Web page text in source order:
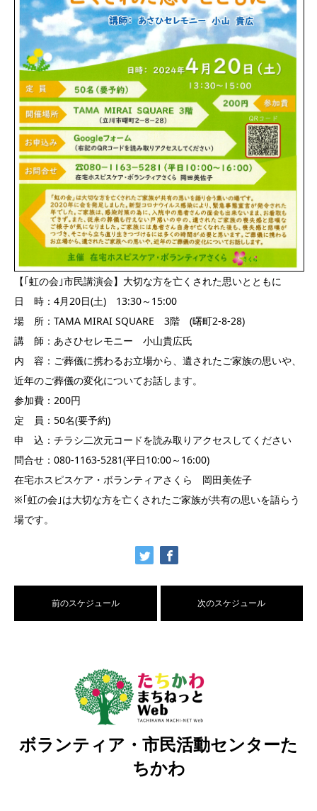
【｢虹の会｣市民講演会】大切な方を亡くされた思いとともに
日 時：4月20日(土) 13:30～15:00
場 所：TAMA MIRAI SQUARE 3階 (曙町2-8-28)
講 師：あさひセレモニー 小山貴広氏
内 容：ご葬儀に携わるお立場から、遺されたご家族の思いや、
近年のご葬儀の変化についてお話します。
参加費：200円
定 員：50名(要予約)
申 込：チラシ二次元コードを読み取りアクセスしてください
問合せ：080-1163-5281(平日10:00～16:00)
在宅ホスピスケア・ボランティアさくら 岡田美佐子
※｢虹の会｣は大切な方を亡くされたご家族が共有の思いを語らう
場です。
前のスケジュール 次のスケジュール
ボランティア・市民活動センターた
ちかわ